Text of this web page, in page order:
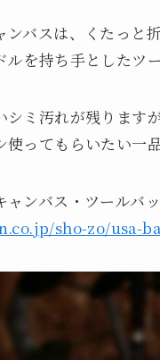
バスは、くたっと
を持ち手としたツ
シミ汚れが残ります
ってもらいたい一品
ンバス・ツールバ
sho-zo/usa-